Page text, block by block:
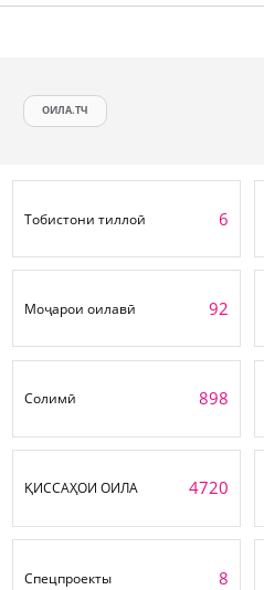
ОИЛА.ТЧ
Тобистони тиллоӣ 6
Моҷарои оилавӣ 92
Солимӣ 898
ҚИССАҲОИ ОИЛА 4720
Спецпроекты 8